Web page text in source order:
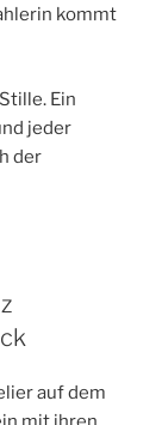
kommt
Ein
jeder
der
auf dem